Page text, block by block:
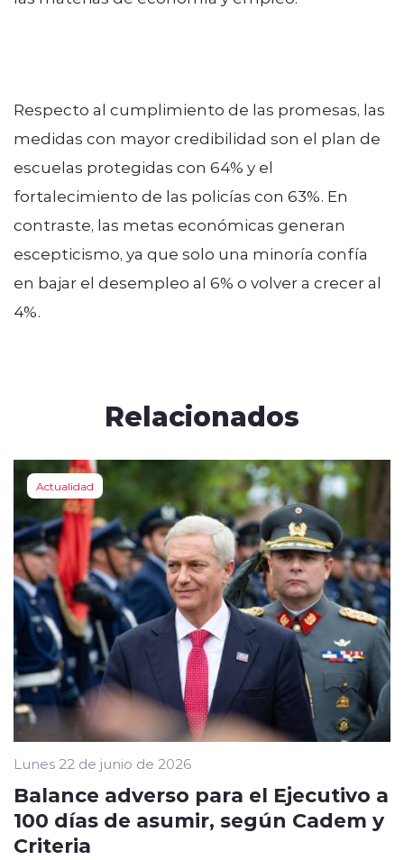
Respecto al cumplimiento de las promesas, las
medidas con mayor credibilidad son el plan de
escuelas protegidas con 64% y el
fortalecimiento de las policías con 63%. En
contraste, las metas económicas generan
escepticismo, ya que solo una minoría confía
en bajar el desempleo al 6% o volver a crecer al
4%.
Relacionados
Actualidad
Lunes 22 de junio de 2026
Balance adverso para el Ejecutivo a
100 días de asumir, según Cadem y
Criteria